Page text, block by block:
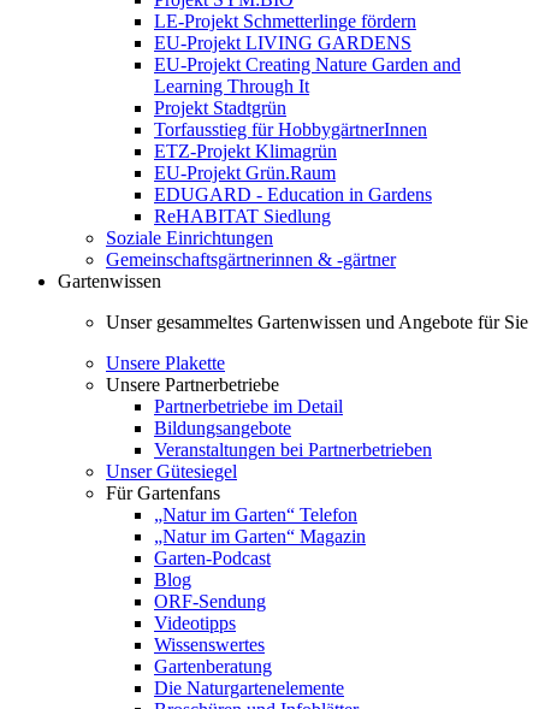
LE-Projekt Schmetterlinge fördern
EU-Projekt LIVING GARDENS
EU-Projekt Creating Nature Garden and
Learning Through It
Projekt Stadtgrün
Torfausstieg für HobbygärtnerInnen
ETZ-Projekt Klimagrün
EU-Projekt Grün.Raum
EDUGARD - Education in Gardens
ReHABITAT Siedlung
Soziale Einrichtungen
Gemeinschaftsgärtnerinnen & -gärtner
Gartenwissen
Unser gesammeltes Gartenwissen und Angebote für Sie
Unsere Plakette
Unsere Partnerbetriebe
Partnerbetriebe im Detail
Bildungsangebote
Veranstaltungen bei Partnerbetrieben
Unser Gütesiegel
Für Gartenfans
„Natur im Garten“ Telefon
„Natur im Garten“ Magazin
Garten-Podcast
Blog
ORF-Sendung
Videotipps
Wissenswertes
Gartenberatung
Die Naturgartenelemente